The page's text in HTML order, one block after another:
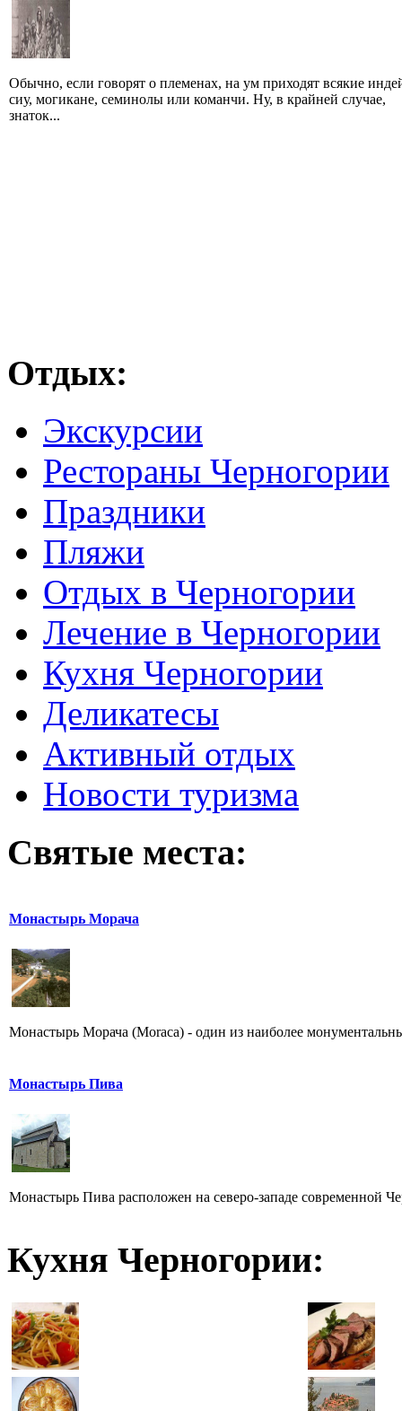
Обычно, если говорят о племенах, на ум приходят всякие
сиу, могикане, семинолы или команчи. Ну, в крайней случае,
знаток...
Отдых:
Экскурсии
Рестораны Черногории
Праздники
Пляжи
Отдых в Черногории
Лечение в Черногории
Кухня Черногории
Деликатесы
Активный отдых
Новости туризма
Святые места:
Монастырь Морача
Монастырь Морача (Moraca) - один из наиболее
Монастырь Пива
Монастырь Пива расположен на северо-западе современной
Кухня Черногории: